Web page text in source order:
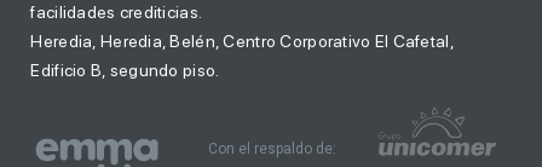
facilidades crediticias.
Heredia, Heredia, Belén, Centro Corporativo El Cafetal,
Edificio B, segundo piso.
Con el respaldo de: